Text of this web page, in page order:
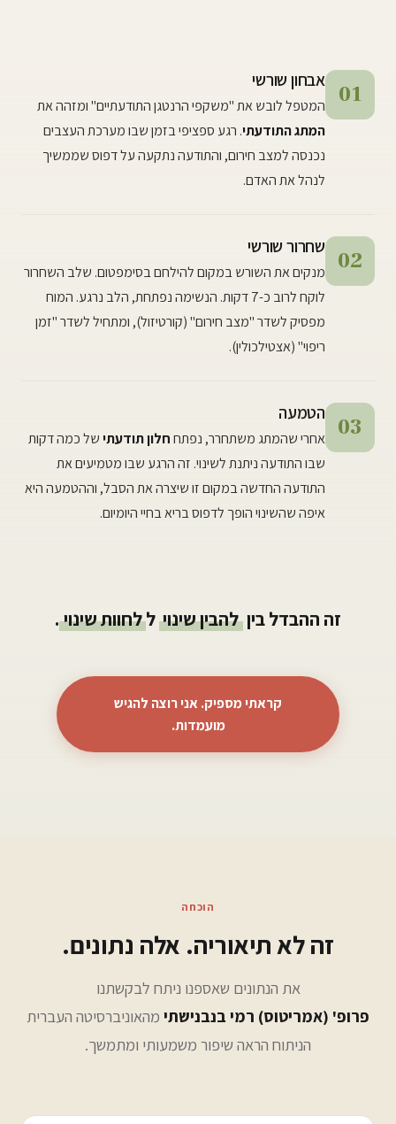
01
אבחון שורשי
המטפל לובש את "משקפי הרנטגן התודעתיים" ומזהה את
המתג התודעתי. רגע ספציפי בזמן שבו מערכת העצבים
נכנסה למצב חירום, והתודעה נתקעה על דפוס שממשיך
לנהל את האדם.
02
שחרור שורשי
מנקים את השורש במקום להילחם בסימפטום. שלב השחרור
לוקח לרוב כ-7 דקות. הנשימה נפתחת, הלב נרגע. המוח
מפסיק לשדר "מצב חירום" (קורטיזול), ומתחיל לשדר "זמן
ריפוי" (אצטילכולין).
03
הטמעה
אחרי שהמתג משתחרר, נפתחחלון תודעתישל כמה דקות
שבו התודעה ניתנת לשינוי. זה הרגע שבו מטמיעים את
התודעה החדשה במקום זו שיצרה את הסבל, וההטמעה היא
איפה שהשינוי הופך לדפוס בריא בחיי היומיום.
זה ההבדל ביןלהבין שינוי ללחוות שינוי.
קראתי מספיק. אני רוצה להגיש
מועמדות.
הוכחה
זה לא תיאוריה. אלה נתונים.
את הנתונים שאספנו ניתח לבקשתנו
פרופ' (אמריטוס) רמי בנבנישתי מהאוניברסיטה העברית
הניתוח הראה שיפור משמעותי ומתמשך.